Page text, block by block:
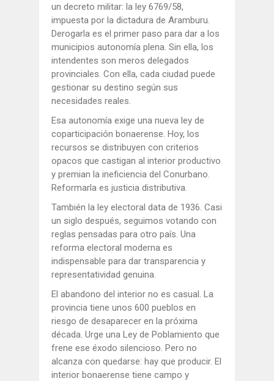
un decreto militar: la ley 6769/58,
impuesta por la dictadura de Aramburu.
Derogarla es el primer paso para dar a los
municipios autonomía plena. Sin ella, los
intendentes son meros delegados
provinciales. Con ella, cada ciudad puede
gestionar su destino según sus
necesidades reales.
Esa autonomía exige una nueva ley de
coparticipación bonaerense. Hoy, los
recursos se distribuyen con criterios
opacos que castigan al interior productivo
y premian la ineficiencia del Conurbano.
Reformarla es justicia distributiva.
También la ley electoral data de 1936. Casi
un siglo después, seguimos votando con
reglas pensadas para otro país. Una
reforma electoral moderna es
indispensable para dar transparencia y
representatividad genuina.
El abandono del interior no es casual. La
provincia tiene unos 600 pueblos en
riesgo de desaparecer en la próxima
década. Urge una Ley de Poblamiento que
frene ese éxodo silencioso. Pero no
alcanza con quedarse: hay que producir. El
interior bonaerense tiene campo y